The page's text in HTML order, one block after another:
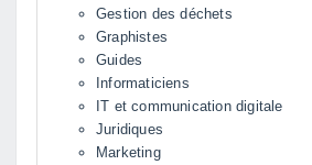
Gestion des déchets
Graphistes
Guides
Informaticiens
IT et communication digitale
Juridiques
Marketing